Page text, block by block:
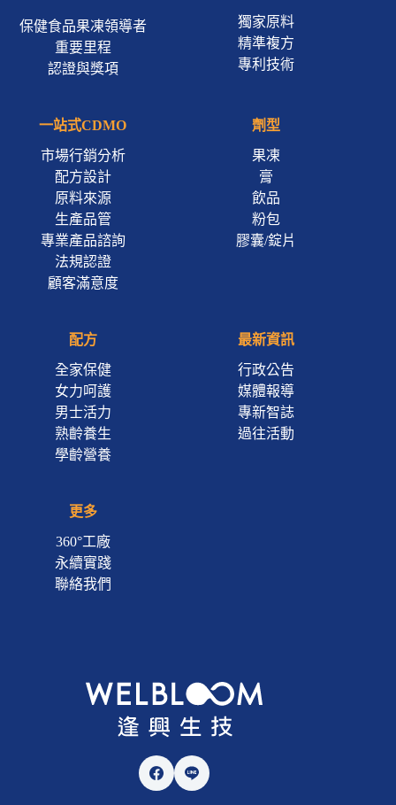
保健食品果凍領導者
重要里程
認證與獎項
獨家原料
精準複方
專利技術
一站式CDMO
市場行銷分析
配方設計
原料來源
生產品管
專業產品諮詢
法規認證
顧客滿意度
劑型
果凍
膏
飲品
粉包
膠囊/錠片
配方
全家保健
女力呵護
男士活力
熟齡養生
學齡營養
最新資訊
行政公告
媒體報導
專新智誌
過往活動
更多
360°工廠
永續實踐
聯絡我們